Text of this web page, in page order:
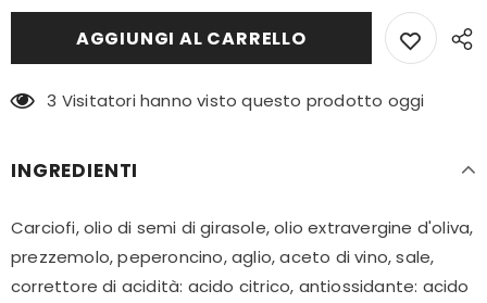
3 Visitatori hanno visto questo prodotto oggi
INGREDIENTI
Carciofi, olio di semi di girasole, olio extravergine d'oliva,
prezzemolo, peperoncino, aglio, aceto di vino, sale,
correttore di acidità: acido citrico, antiossidante: acido